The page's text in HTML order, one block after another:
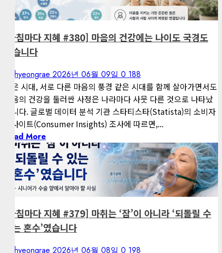
아침마다 지혜
[아침마다 지혜 #380] 마음의 건강에는 나이도 국경도
없습니다
kimhyeongrae 2026년 06월 09일 0 188
같은 시대, 서로 다른 마음의 풍경 같은 시대를 함께 살아가면서도
마음의 건강을 둘러싼 사정은 나라마다 사뭇 다른 것으로 나타났
습니다. 글로벌 데이터 분석 기관 스타티스타(Statista)의 소비자
인사이트(Consumer Insights) 조사에 따르면,...
Read More
1 minute read
게재된 글
아침마다 지혜
[아침마다 지혜 #379] 마취는 ‘잠’이 아니라 ‘되돌릴 수
있는 혼수’였습니다
kimhyeongrae 2026년 06월 08일 0 198